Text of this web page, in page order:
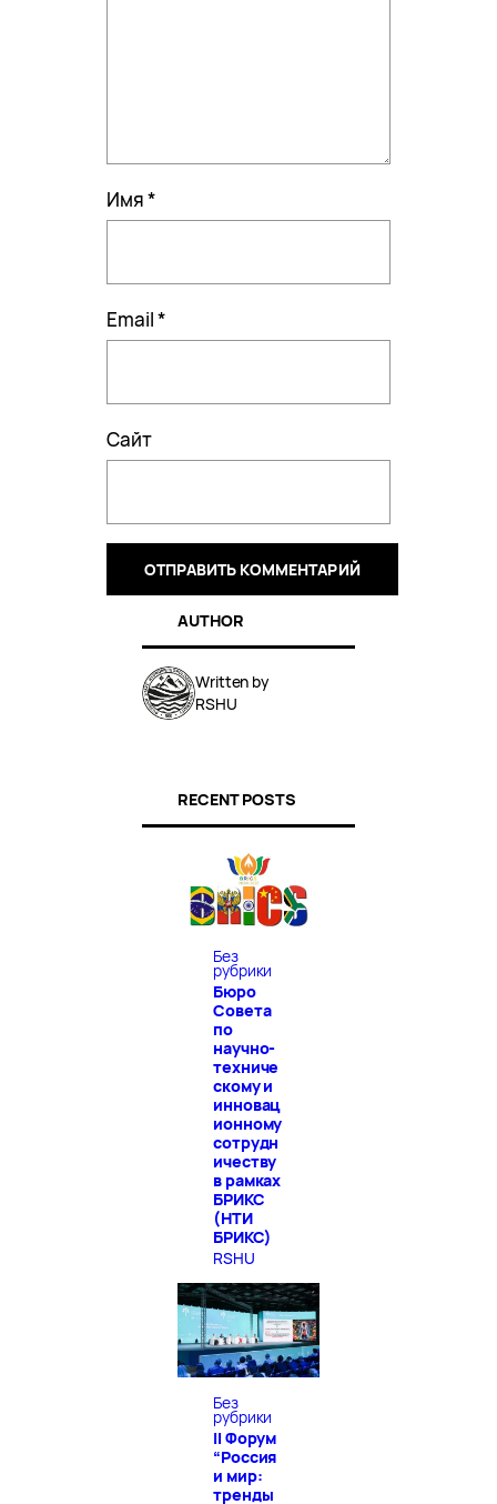
Имя*
Email*
Сайт
AUTHOR
Written by
RSHU
RECENT POSTS
Без
рубрики
Бюро
Совета
по
научно-
техниче
скому и
инновац
ионному
сотрудн
ичеству
в рамках
БРИКС
(НТИ
БРИКС)
RSHU
Без
рубрики
II Форум
“Россия
и мир:
тренды